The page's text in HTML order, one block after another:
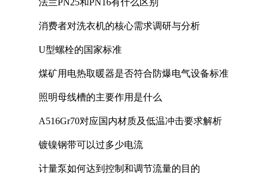
消费者对洗衣机的核心需求调研与分析
U型螺栓的国家标准
煤矿用电热取暖器是否符合防爆电气设备标准
照明母线槽的主要作用是什么
A516Gr70对应国内材质及低温冲击要求解析
镀镍钢带可以过多少电流
计量泵如何达到控制和调节流量的目的